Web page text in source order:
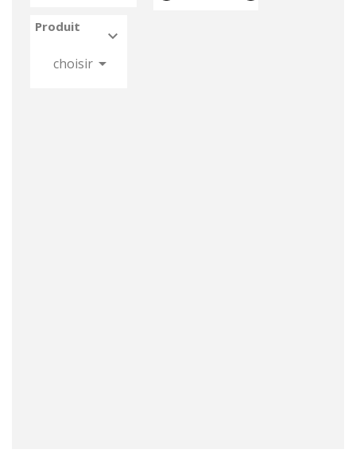
Produit

choisir 